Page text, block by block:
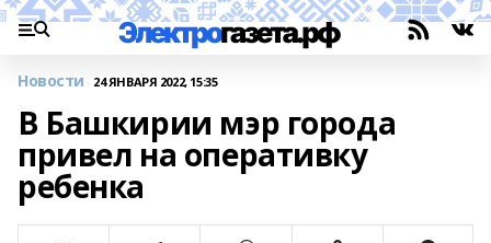
Новости 24 ЯНВАРЯ 2022, 15:35
В Башкирии мэр города
привел на оперативку
ребенка